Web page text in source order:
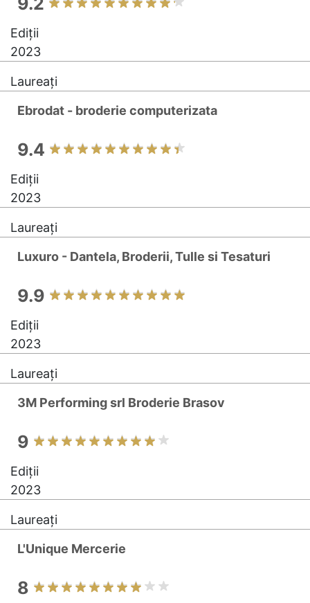
Ediții
2023
Laureați
Ebrodat - broderie computerizata
9.4
Ediții
2023
Laureați
Luxuro - Dantela, Broderii, Tulle si Tesaturi
9.9
Ediții
2023
Laureați
3M Performing srl Broderie Brasov
9
Ediții
2023
Laureați
L'Unique Mercerie
8